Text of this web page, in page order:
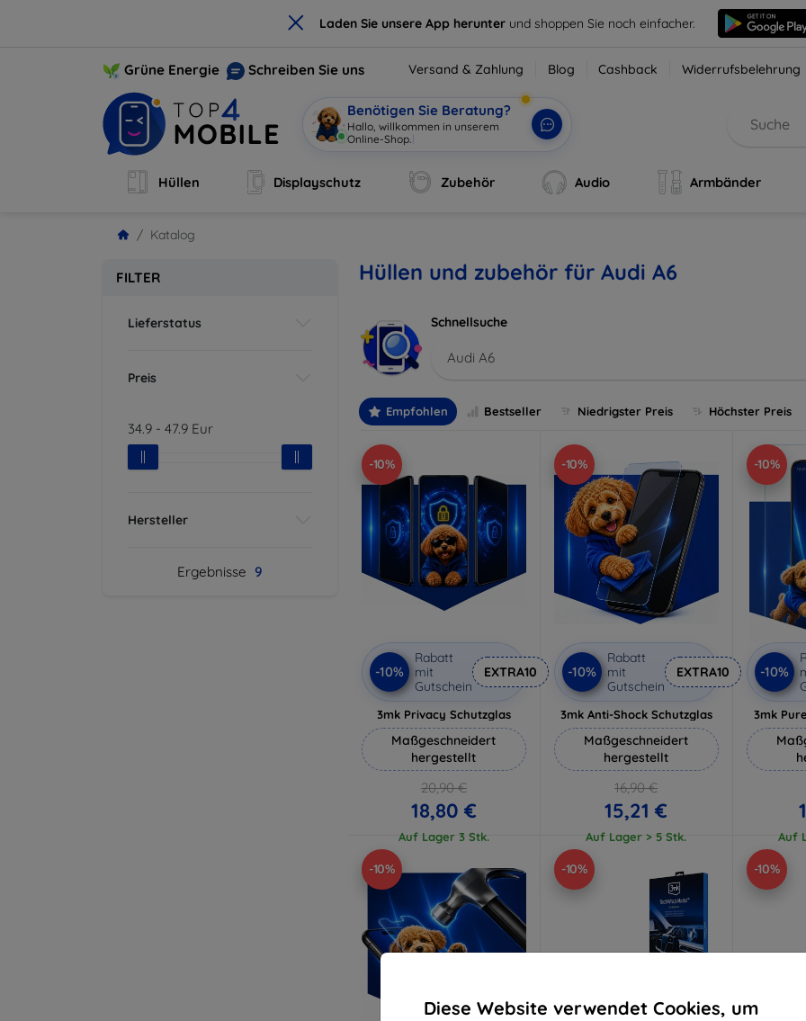
× Laden Sie unsere App herunter und shoppen Sie noch einfacher.
Diese Website verwendet Cookies, um
Grüne Energie Schreiben Sie uns Versand & Zahlung Blog Cashback Widerrufsbelehrung
Benötigen Sie Beratung?
Hallo, willkommen in unserem
Online-Shop.
Hüllen Displayschutz Zubehör Audio Armbänder
Katalog
FILTER
Lieferstatus
Preis
34.9 - 47.9 Eur
Hersteller
Ergebnisse 9
Hüllen und zubehör für Audi A6
Schnellsuche
Audi A6
Empfohlen Bestseller Niedrigster Preis Höchster Preis
-10%
-10%
Rabatt
mit
Gutschein
EXTRA10
3mk Privacy Schutzglas
Maßgeschneidert
hergestellt
20,90 €
18,80 €
Auf Lager 3 Stk.
-10%
-10%
Rabatt
mit
Gutschein
EXTRA10
3mk Anti-Shock Schutzglas
Maßgeschneidert
hergestellt
16,90 €
15,21 €
Auf Lager > 5 Stk.
-10%
-10%
3mk
Auf
-10% -10% -10%